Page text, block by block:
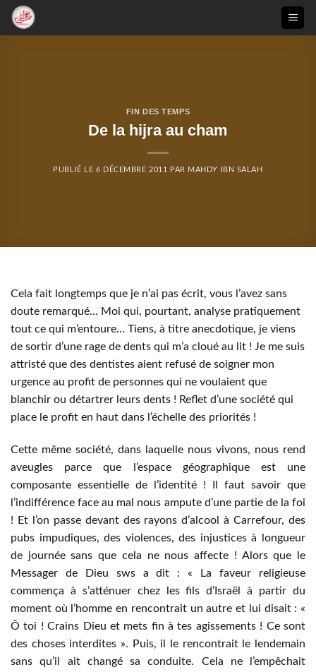
Passer
FIN DES TEMPS
De la hijra au cham
PUBLIÉ LE 6 DÉCEMBRE 2011 PAR MAHDY IBN SALAH
Cela fait longtemps que je n’ai pas écrit, vous l’avez sans
doute remarqué… Moi qui, pourtant, analyse pratiquement
tout ce qui m’entoure… Tiens, à titre anecdotique, je viens
de sortir d’une rage de dents qui m’a cloué au lit ! Je me suis
attristé que des dentistes aient refusé de soigner mon
urgence au profit de personnes qui ne voulaient que
blanchir ou détartrer leurs dents ! Reflet d’une société qui
place le profit en haut dans l’échelle des priorités !
Cette même société, dans laquelle nous vivons, nous rend
aveugles parce que l’espace géographique est une
composante essentielle de l’identité ! Il faut savoir que
l’indifférence face au mal nous ampute d’une partie de la foi
! Et l’on passe devant des rayons d’alcool à Carrefour, des
pubs impudiques, des violences, des injustices à longueur
de journée sans que cela ne nous affecte ! Alors que le
Messager de Dieu sws a dit : « La faveur religieuse
commença à s’atténuer chez les fils d’Israël à partir du
moment où l’homme en rencontrait un autre et lui disait : «
Ô toi ! Crains Dieu et mets fin à tes agissements ! Ce sont
des choses interdites ». Puis, il le rencontrait le lendemain
sans qu’il ait changé sa conduite. Cela ne l’empêchait